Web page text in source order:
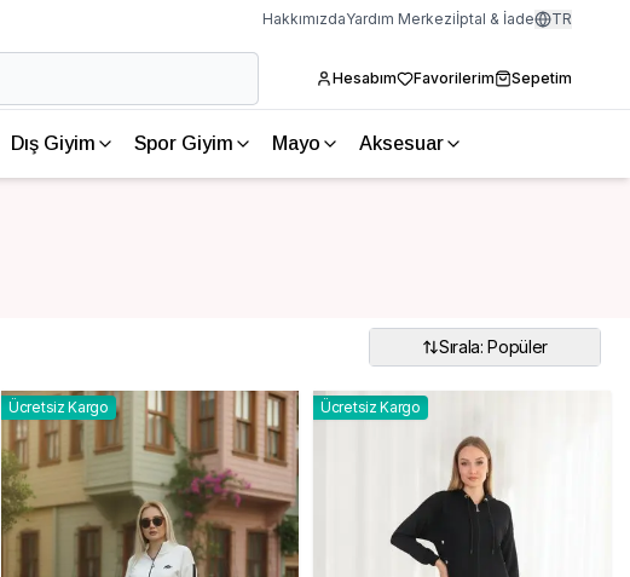
HakkımızdaYardım Merkeziİptal & İade TR
Hesabım Favorilerim Sepetim
Dış Giyim Spor Giyim Mayo Aksesuar
Sırala: Popüler
Ücretsiz Kargo Ücretsiz Kargo